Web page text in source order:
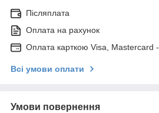
Післяплата
Оплата на рахунок
Оплата карткою Visa, Mastercard
Всі умови оплати
Умови повернення